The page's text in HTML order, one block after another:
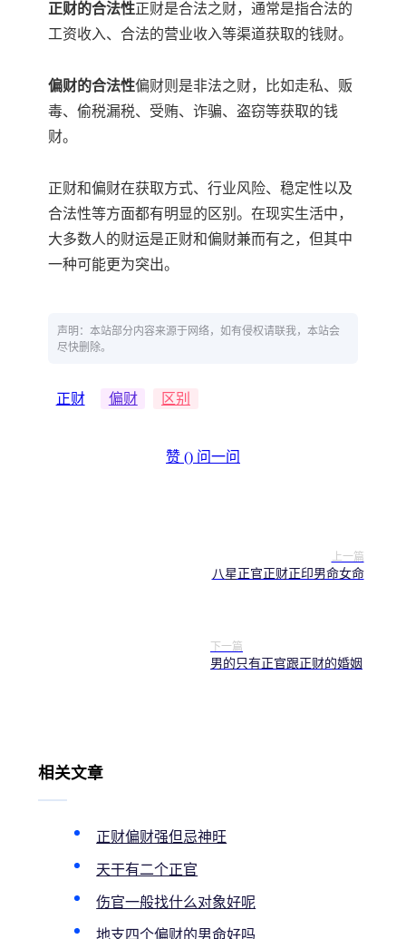
正财的合法性正财是合法之财，通常是指合法的
工资收入、合法的营业收入等渠道获取的钱财。
偏财的合法性偏财则是非法之财，比如走私、贩
毒、偷税漏税、受贿、诈骗、盗窃等获取的钱
财。
正财和偏财在获取方式、行业风险、稳定性以及
合法性等方面都有明显的区别。在现实生活中，
大多数人的财运是正财和偏财兼而有之，但其中
一种可能更为突出。
声明：本站部分内容来源于网络，如有侵权请联我，本站会
尽快删除。
正财 偏财 区别
赞 () 问一问
上一篇
八星正官正财正印男命女命
下一篇
男的只有正官跟正财的婚姻
相关文章
正财偏财强但忌神旺
天干有二个正官
伤官一般找什么对象好呢
地支四个偏财的男命好吗